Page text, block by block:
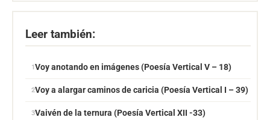
Leer también:
Voy anotando en imágenes (Poesía Vertical V – 18)
Voy a alargar caminos de caricia (Poesía Vertical I – 39)
Vaivén de la ternura (Poesía Vertical XII -33)